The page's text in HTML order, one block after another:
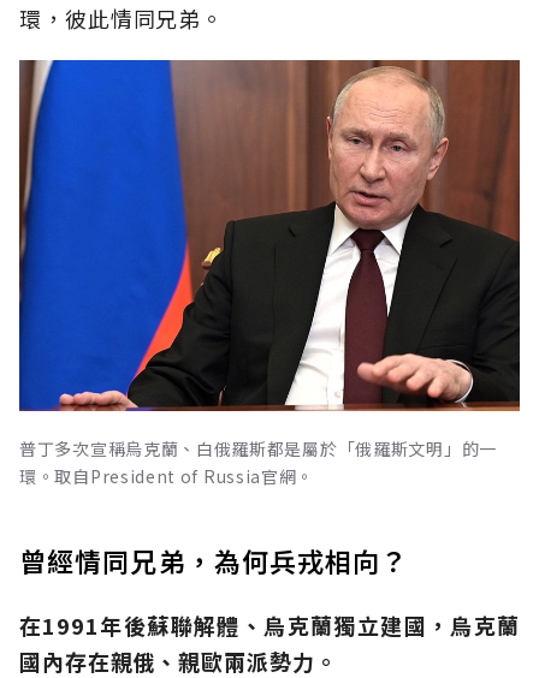
環，彼此情同兄弟。
普丁多次宣稱烏克蘭、白俄羅斯都是屬於「俄羅斯文明」的一
環。取自President of Russia官網。
曾經情同兄弟，為何兵戎相向？
在1991年後蘇聯解體、烏克蘭獨立建國，烏克蘭
國內存在親俄、親歐兩派勢力。